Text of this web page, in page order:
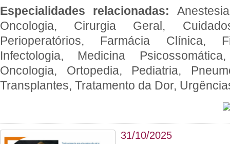
Especialidades relacionadas:
Oncologia, Cirurgia Geral,
Perioperatórios, Farmácia Clínica,
Infectologia, Medicina
Oncologia, Ortopedia, Pediatria,
Transplantes, Tratamento da Dor,
31/10/2025